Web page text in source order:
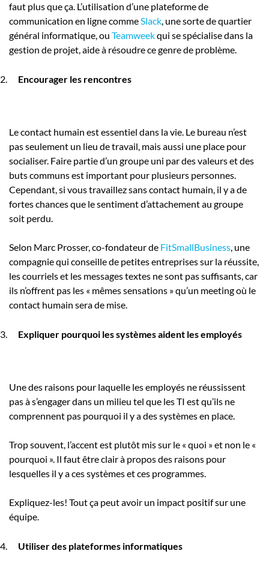
faut plus que ça. L’utilisation d’une plateforme de
communication en ligne commeSlack, une sorte de quartier
général informatique, ou Teamweekqui se spécialise dans la
gestion de projet, aide à résoudre ce genre de problème.
Encourager les rencontres
Le contact humain est essentiel dans la vie. Le bureau n’est
pas seulement un lieu de travail, mais aussi une place pour
socialiser. Faire partie d’un groupe uni par des valeurs et des
buts communs est important pour plusieurs personnes.
Cependant, si vous travaillez sans contact humain, il y a de
fortes chances que le sentiment d’attachement au groupe
soit perdu.
Selon Marc Prosser, co-fondateur de FitSmallBusiness, une
compagnie qui conseille de petites entreprises sur la réussite,
les courriels et les messages textes ne sont pas suffisants, car
ils n’offrent pas les « mêmes sensations » qu’un meeting où le
contact humain sera de mise.
Expliquer pourquoi les systèmes aident les employés
Une des raisons pour laquelle les employés ne réussissent
pas à s’engager dans un milieu tel que les TI est qu’ils ne
comprennent pas pourquoi il y a des systèmes en place.
Trop souvent, l’accent est plutôt mis sur le « quoi » et non le «
pourquoi ». Il faut être clair à propos des raisons pour
lesquelles il y a ces systèmes et ces programmes.
Expliquez-les! Tout ça peut avoir un impact positif sur une
équipe.
Utiliser des plateformes informatiques